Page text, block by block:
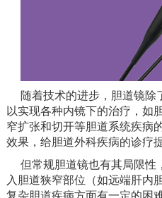
随着技术的进步，胆道镜
以实现各种内镜下的治疗，如
窄扩张和切开等胆道系统疾病
效果，给胆道外科疾病的诊疗
但常规胆道镜也有其局限性
入胆道狭窄部位（如远端肝内
复杂胆道疾病方面有一定的困